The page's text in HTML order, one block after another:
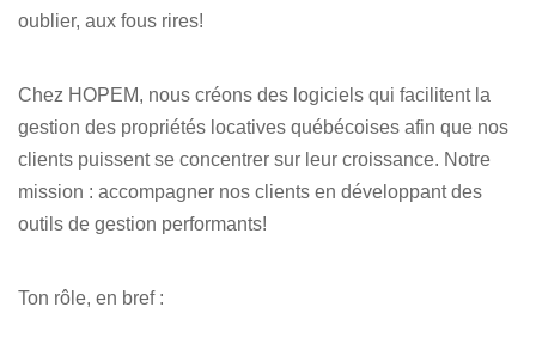
oublier, aux fous rires!
Chez HOPEM, nous créons des logiciels qui facilitent la
gestion des propriétés locatives québécoises afin que nos
clients puissent se concentrer sur leur croissance. Notre
mission : accompagner nos clients en développant des
outils de gestion performants!
Ton rôle, en bref: